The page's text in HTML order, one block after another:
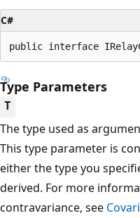
C#
public interface
Type Parameters
T
The type used as
This type parameter is
either the type you
derived. For more
contravariance, see